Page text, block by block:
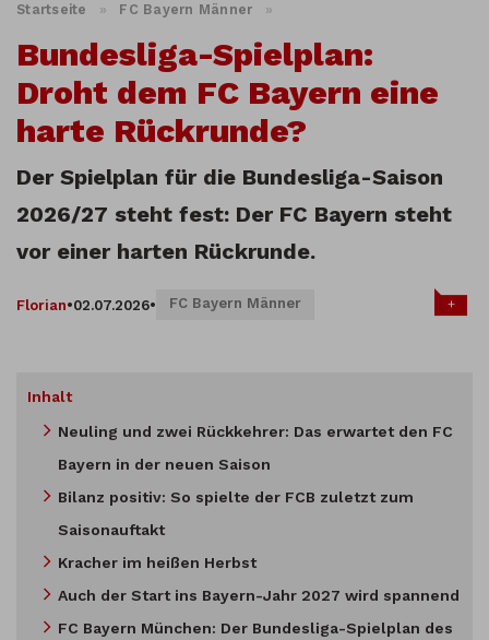
Startseite » FC Bayern Männer »
Bundesliga-Spielplan:
Droht dem FC Bayern eine
harte Rückrunde?
Der Spielplan für die Bundesliga-Saison
2026/27 steht fest: Der FC Bayern steht
vor einer harten Rückrunde.
Florian•02.07.2026• FC Bayern Männer +
Inhalt
Neuling und zwei Rückkehrer: Das erwartet den FC
Bayern in der neuen Saison
Bilanz positiv: So spielte der FCB zuletzt zum
Saisonauftakt
Kracher im heißen Herbst
Auch der Start ins Bayern-Jahr 2027 wird spannend
FC Bayern München: Der Bundesliga-Spielplan des